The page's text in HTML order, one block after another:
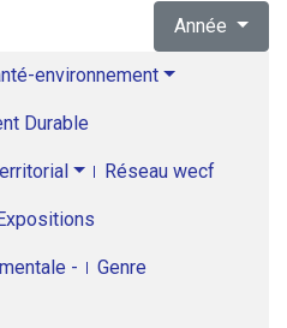
Année
environnement
Durable
Réseau wecf
- Genre